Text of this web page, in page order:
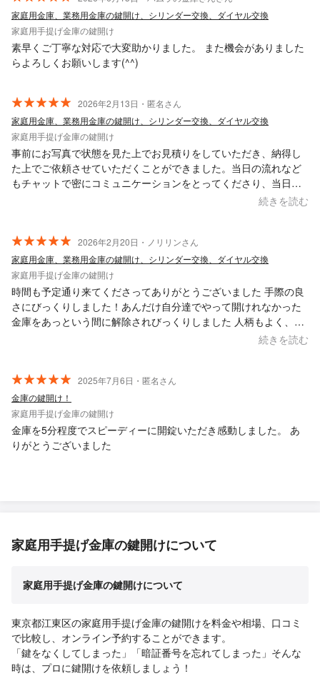
家庭用金庫、業務用金庫の鍵開け、シリンダー交換、ダイヤル交換
家庭用手提げ金庫の鍵開け
素早くご丁寧な対応で大変助かりました。 また機会がありました
らよろしくお願いします(^^)
2026年2月13日・匿名さん
家庭用金庫、業務用金庫の鍵開け、シリンダー交換、ダイヤル交換
家庭用手提げ金庫の鍵開け
事前にお写真で状態を見た上でお見積りをしていただき、納得し
た上でご依頼させていただくことができました。当日の流れなど
もチャットで密にコミュニケーションをとってくださり、当日の
鍵開けもスムーズに実施いただきました。金庫の鍵も紛失し、ダ
したらお願いしたいです。この度はありがとうございました。
続きを読む
2026年2月20日・ノリリンさん
家庭用金庫、業務用金庫の鍵開け、シリンダー交換、ダイヤル交換
家庭用手提げ金庫の鍵開け
時間も予定通り来てくださってありがとうございました 手際の良
さにびっくりしました！あんだけ自分達でやって開けれなかった
金庫をあっという間に解除されびっくりしました 人柄もよく、話
しやすい方で何もかもが満足でした また、何かあったらお願いし
続きを読む
2025年7月6日・匿名さん
金庫の鍵開け！
家庭用手提げ金庫の鍵開け
金庫を5分程度でスピーディーに開錠いただき感動しました。 あ
りがとうございました
家庭用手提げ金庫の鍵開けについて
家庭用手提げ金庫の鍵開けについて
東京都江東区の家庭用手提げ金庫の鍵開けを料金や相場、口コミ
で比較し、オンライン予約することができます。
「鍵をなくしてしまった」「暗証番号を忘れてしまった」そんな
時は、プロに鍵開けを依頼しましょう！